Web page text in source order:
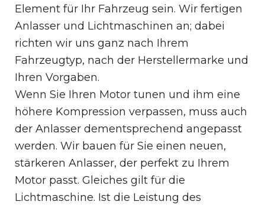
Element für Ihr Fahrzeug sein. Wir fertigen
Anlasser und Lichtmaschinen an; dabei
richten wir uns ganz nach Ihrem
Fahrzeugtyp, nach der Herstellermarke und
Ihren Vorgaben.
Wenn Sie Ihren Motor tunen und ihm eine
höhere Kompression verpassen, muss auch
der Anlasser dementsprechend angepasst
werden. Wir bauen für Sie einen neuen,
stärkeren Anlasser, der perfekt zu Ihrem
Motor passt. Gleiches gilt für die
Lichtmaschine. Ist die Leistung des